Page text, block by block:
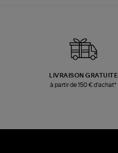
LIVRAISON GRATUITE
à partir de 150 € d'achat*